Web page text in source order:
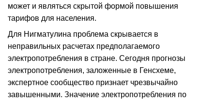
может и являться скрытой формой повышения
тарифов для населения.
Для Нигматулина проблема скрывается в
неправильных расчетах предполагаемого
электропотребления в стране. Сегодня прогнозы
электропотребления, заложенные в Генсхеме,
экспертное сообщество признает чрезвычайно
завышенными. Значение электропотребления по